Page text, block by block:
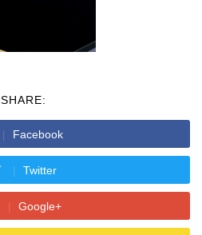
SHARE:
Facebook
Twitter
Google+